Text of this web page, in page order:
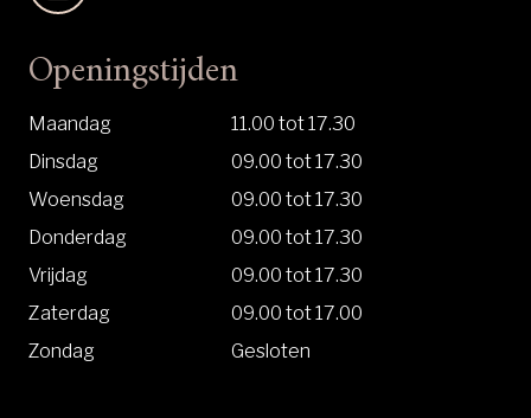
Openingstijden
Maandag
11.00 tot 17.30
Dinsdag
09.00 tot 17.30
Woensdag
09.00 tot 17.30
Donderdag
09.00 tot 17.30
Vrijdag
09.00 tot 17.30
Zaterdag
09.00 tot 17.00
Zondag
Gesloten